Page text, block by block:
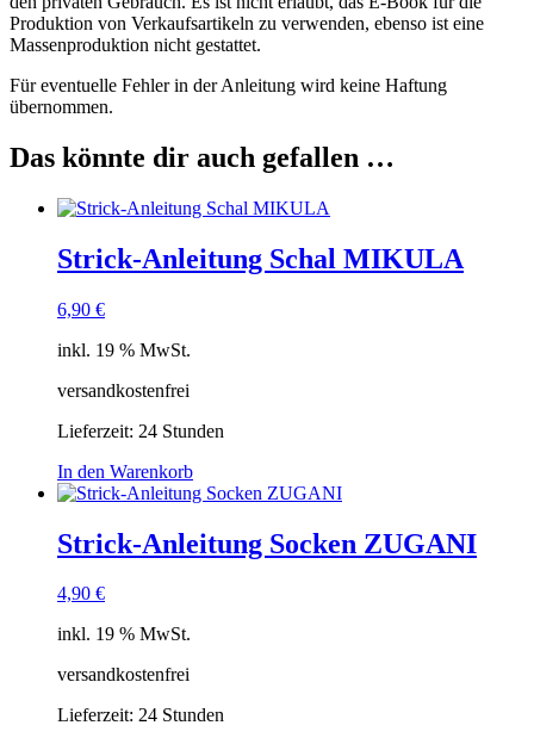
Produktion von Verkaufsartikeln zu verwenden, ebenso ist eine
Massenproduktion nicht gestattet.
Für eventuelle Fehler in der Anleitung wird keine Haftung
übernommen.
Das könnte dir auch gefallen …
Strick-Anleitung Schal MIKULA
6,90 €
inkl. 19 % MwSt.
versandkostenfrei
Lieferzeit: 24 Stunden
In den Warenkorb
Strick-Anleitung Socken ZUGANI
4,90 €
inkl. 19 % MwSt.
versandkostenfrei
Lieferzeit: 24 Stunden